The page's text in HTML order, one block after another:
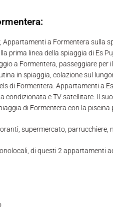
a Formentera sulla
prima linea della spiaggia di Es
a Formentera, passeggiare
in spiaggia, colazione sul
di Formentera. Appartamenti a
condizionata e TV satellitare. Il
di Formentera con la piscina
supermercato, parrucchiere,
di questi 2 appartamenti